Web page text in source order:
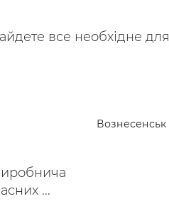
все необхідне для
Вознесенськ
...